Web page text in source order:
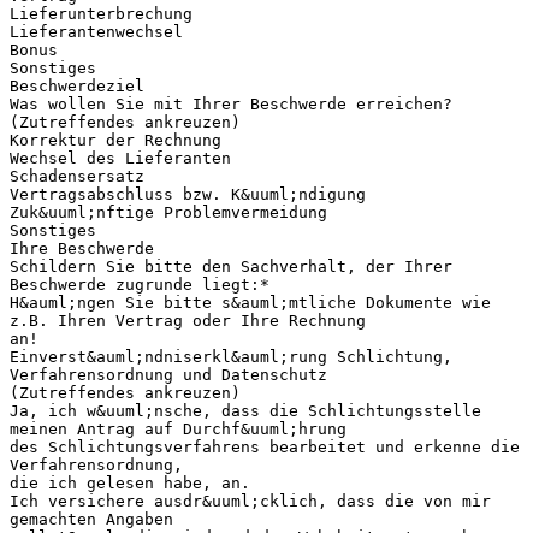
Lieferunterbrechung
Lieferantenwechsel
Bonus
Sonstiges
Beschwerdeziel
Was wollen Sie mit Ihrer Beschwerde erreichen?
(Zutreffendes ankreuzen)
Korrektur der Rechnung
Wechsel des Lieferanten
Schadensersatz
Vertragsabschluss bzw. K&uuml;ndigung
Zuk&uuml;nftige Problemvermeidung
Sonstiges
Ihre Beschwerde
Schildern Sie bitte den Sachverhalt, der Ihrer
Beschwerde zugrunde liegt:*
H&auml;ngen Sie bitte s&auml;mtliche Dokumente wie
z.B. Ihren Vertrag oder Ihre Rechnung
an!
Einverst&auml;ndniserkl&auml;rung Schlichtung,
Verfahrensordnung und Datenschutz
(Zutreffendes ankreuzen)
Ja, ich w&uuml;nsche, dass die Schlichtungsstelle
meinen Antrag auf Durchf&uuml;hrung
des Schlichtungsverfahrens bearbeitet und erkenne die
Verfahrensordnung,
die ich gelesen habe, an.
Ich versichere ausdr&uuml;cklich, dass die von mir
gemachten Angaben